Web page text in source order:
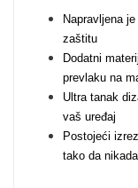
Napravljena
zaštitu
Dodatni
prevlaku na
Ultra tanak
vaš uređaj
Postojeći
tako da
Monogrami